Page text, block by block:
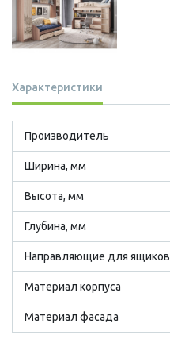
Характеристики
Производитель
Ширина, мм
Высота, мм
Глубина, мм
Направляющие для ящиков
Материал корпуса
Материал фасада